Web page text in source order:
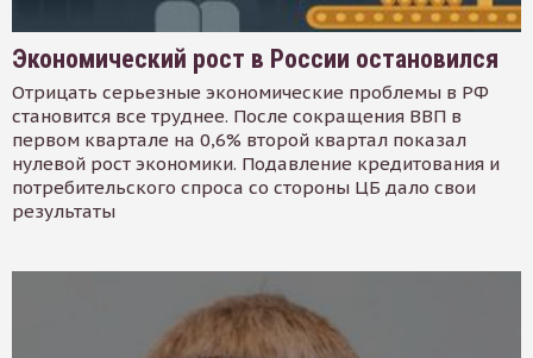
Экономический рост в России остановился
Отрицать серьезные экономические проблемы в РФ
становится все труднее. После сокращения ВВП в
первом квартале на 0,6% второй квартал показал
нулевой рост экономики. Подавление кредитования и
потребительского спроса со стороны ЦБ дало свои
результаты